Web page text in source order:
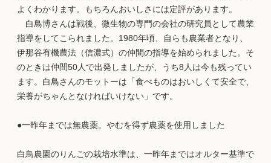
よくわかります。もちろんおいしさには定評があります。
白鳥博さんは戦後、微生物の専門の会社の研究員として農業
指導をしてこられました。1980年頃、自らも農業者となり、
伊那谷有機農法（信濃式）の仲間の指導を始められました。そ
のときは仲間50人で出発しましたが、うち8人は今も残ってい
ます。白鳥さんのモットーは「食べものはおいしくて安全で、
栄養がちゃんとなければいけない」です。
●一昨年までは無農薬。やむを得ず農薬を使用しました
白鳥農園のりんごの栽培水準は、一昨年まではオルター基準で